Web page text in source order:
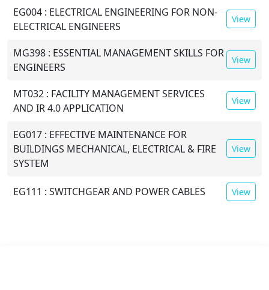
EG004 : ELECTRICAL ENGINEERING FOR NON-
ELECTRICAL ENGINEERS
View
MG398 : ESSENTIAL MANAGEMENT SKILLS FOR
ENGINEERS
View
MT032 : FACILITY MANAGEMENT SERVICES
AND IR 4.0 APPLICATION
View
EG017 : EFFECTIVE MAINTENANCE FOR
BUILDINGS MECHANICAL, ELECTRICAL & FIRE
SYSTEM
View
EG111 : SWITCHGEAR AND POWER CABLES View